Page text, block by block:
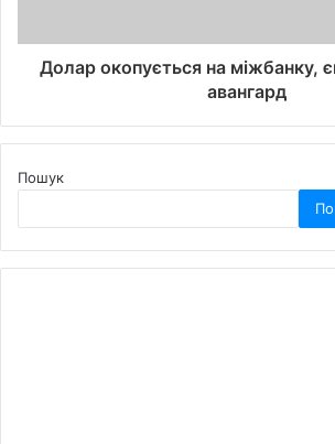
Долар окопується на міжбанку,
авангард
Пошук